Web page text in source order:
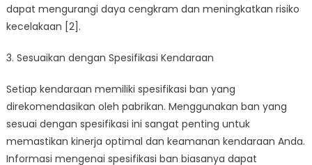
dapat mengurangi daya cengkram dan meningkatkan risiko
kecelakaan [2].
3. Sesuaikan dengan Spesifikasi Kendaraan
Setiap kendaraan memiliki spesifikasi ban yang
direkomendasikan oleh pabrikan. Menggunakan ban yang
sesuai dengan spesifikasi ini sangat penting untuk
memastikan kinerja optimal dan keamanan kendaraan Anda.
Informasi mengenai spesifikasi ban biasanya dapat